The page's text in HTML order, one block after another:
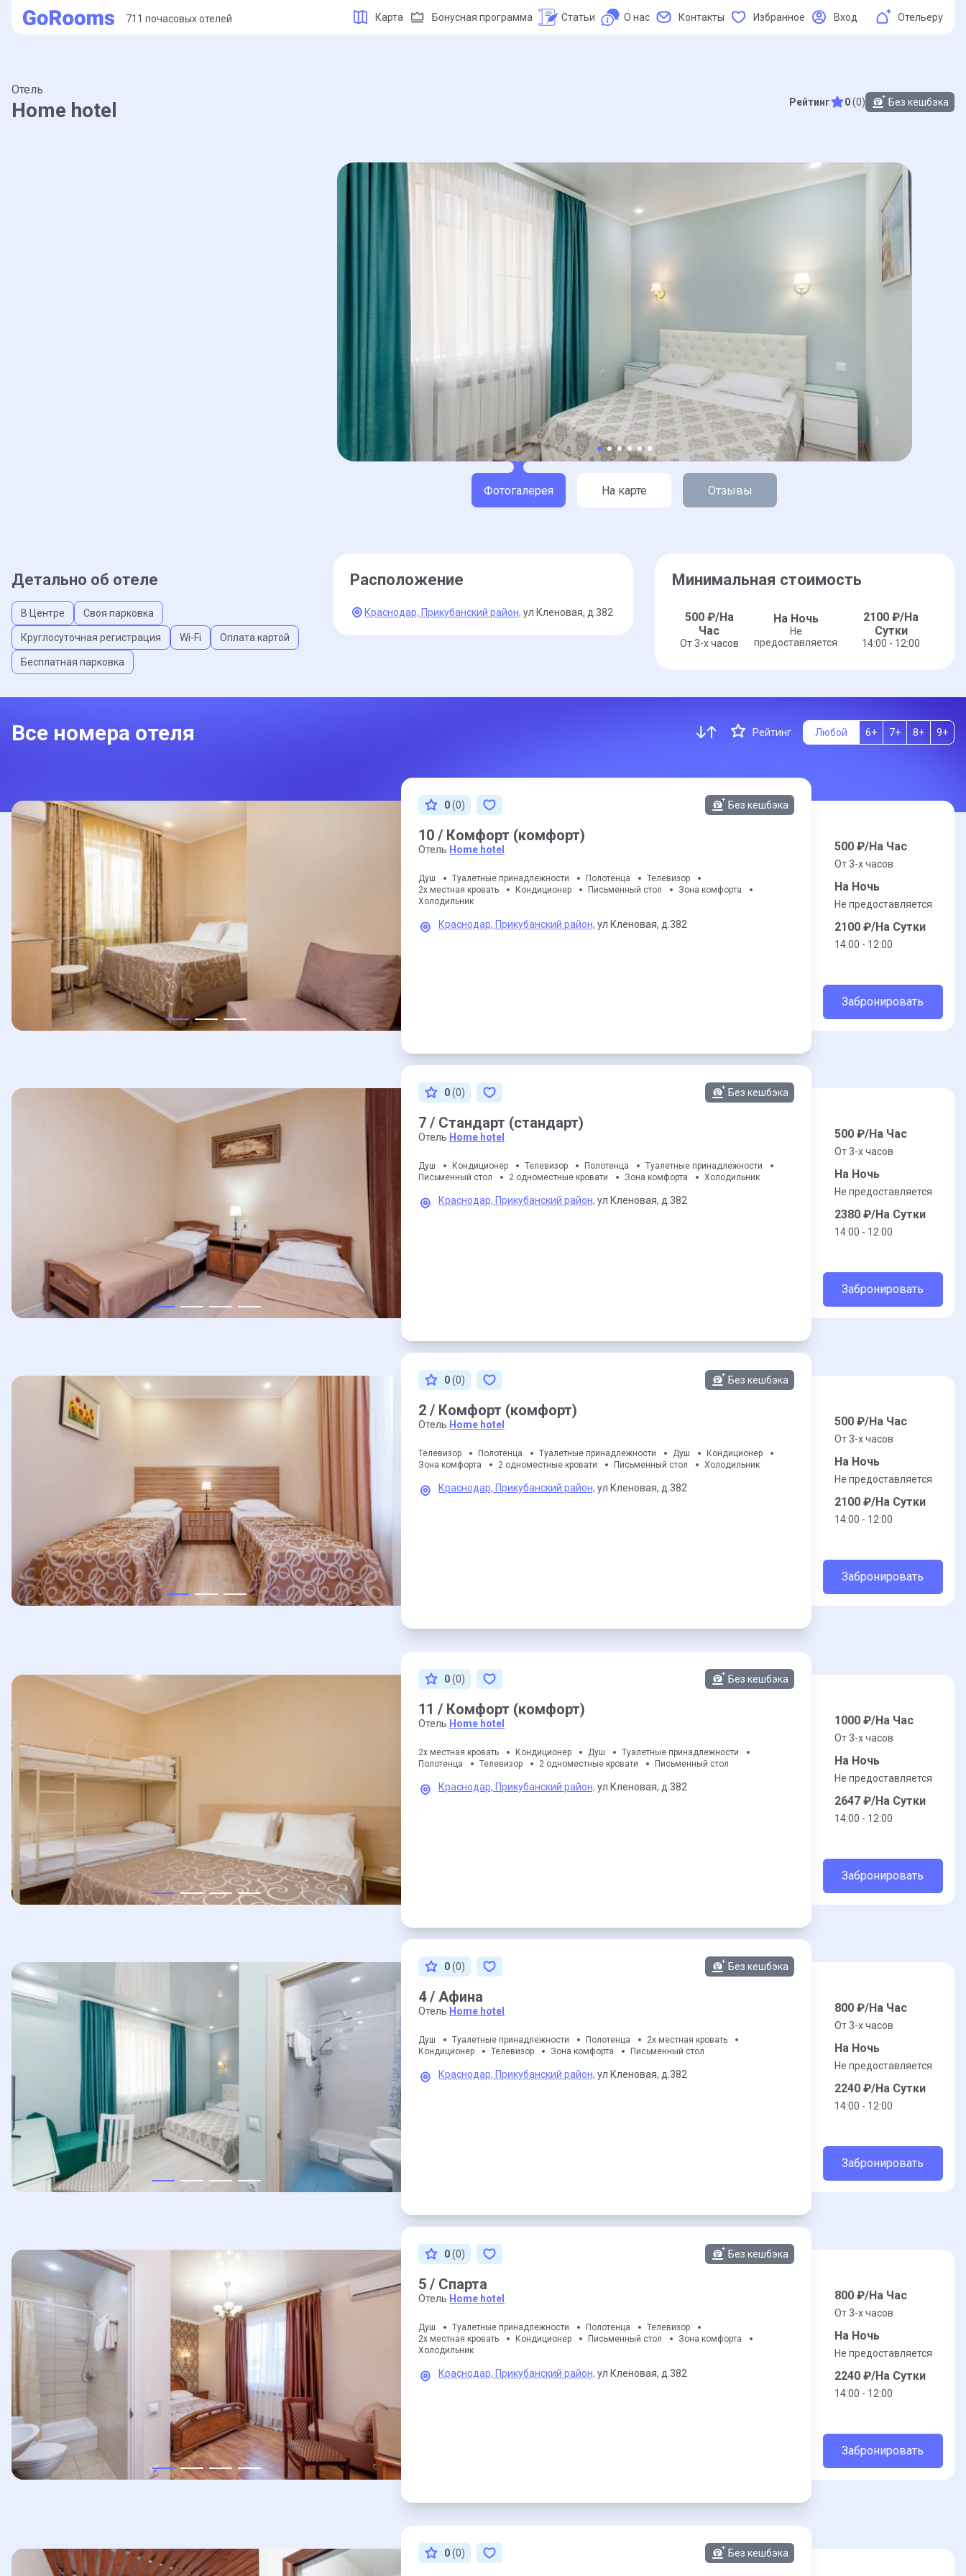
711 почасовых отелей Карта Бонусная программа Статьи О нас Контакты Избранное Вход Отельеру
Отель
Home hotel Рейтинг 0(0) Без кешбэка
Фотогалерея На карте Отзывы
Детально об отеле
В Центре Своя парковка
Круглосуточная регистрация Wi-Fi Оплата картой
Бесплатная парковка
Расположение
Краснодар, Прикубанский район, ул Кленовая, д.382
Минимальная стоимость
500₽/На
Час
От 3-x часов
На Ночь
Не
предоставляется
2100 ₽/На
Сутки
14:00 - 12:00
Все номера отеля Рейтинг Любой 6+ 7+ 8+ 9+
0(0) Без кешбэка
10 / Комфорт (комфорт)
Отель Home hotel
Душ Туалетные принадлежности Полотенца
Телевизор
2х местная кровать
Кондиционер Письменный стол
Зона комфорта
Холодильник
Краснодар, Прикубанский район, ул Кленовая, д.382
500₽/На Час
От 3-x часов
На Ночь
Не предоставляется
2100₽/На Сутки
14:00 - 12:00
Забронировать
0(0) Без кешбэка
7 / Стандарт (стандарт)
Отель Home hotel
Душ Кондиционер Телевизор Полотенца
Туалетные принадлежности
Письменный стол
2 одноместные кровати Зона комфорта Холодильник
Краснодар, Прикубанский район, ул Кленовая, д.382
500₽/На Час
От 3-x часов
На Ночь
Не предоставляется
2380₽/На Сутки
14:00 - 12:00
Забронировать
0(0) Без кешбэка
2 / Комфорт (комфорт)
Отель Home hotel
Телевизор Полотенца Туалетные принадлежности Душ
Кондиционер
Зона комфорта
2 одноместные кровати Письменный стол Холодильник
Краснодар, Прикубанский район, ул Кленовая, д.382
500₽/На Час
От 3-x часов
На Ночь
Не предоставляется
2100₽/На Сутки
14:00 - 12:00
Забронировать
0(0) Без кешбэка
11 / Комфорт (комфорт)
Отель Home hotel
2х местная кровать Кондиционер Душ
Туалетные принадлежности
Полотенца
Телевизор 2 одноместные кровати Письменный стол
Краснодар, Прикубанский район, ул Кленовая, д.382
1000₽/На Час
От 3-x часов
На Ночь
Не предоставляется
2647₽/На Сутки
14:00 - 12:00
Забронировать
0(0) Без кешбэка
4 / Афина
Отель Home hotel
Душ Туалетные принадлежности Полотенца
2х местная кровать
Кондиционер
Телевизор Зона комфорта Письменный стол
Краснодар, Прикубанский район, ул Кленовая, д.382
800₽/На Час
От 3-x часов
На Ночь
Не предоставляется
2240₽/На Сутки
14:00 - 12:00
Забронировать
0(0) Без кешбэка
5 / Спарта
Отель Home hotel
Душ Туалетные принадлежности Полотенца
Телевизор
2х местная кровать
Кондиционер Письменный стол
Зона комфорта
Холодильник
Краснодар, Прикубанский район, ул Кленовая, д.382
800₽/На Час
От 3-x часов
На Ночь
Не предоставляется
2240₽/На Сутки
14:00 - 12:00
Забронировать
0(0) Без кешбэка